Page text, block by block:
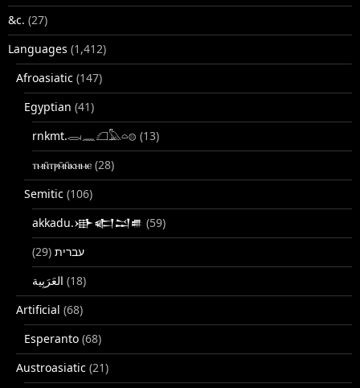
&c. (27)
Languages (1,412)
Afroasiatic (147)
Egyptian (41)
rnkmt.𓂋𓏺𓈖𓆎𓅓𓏏𓊖 (13)
ⲧⲙⲛ̄ⲧⲣⲙ̄ⲛ̄ⲕⲏⲙⲉ (28)
Semitic (106)
akkadu.𒀝𒅗𒁺𒌑 (59)
עברית (29)
(18)
Artificial (68)
Esperanto (68)
Austroasiatic (21)